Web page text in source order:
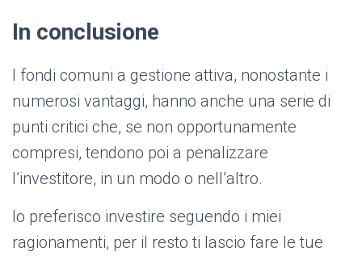
In conclusione
I fondi comuni a gestione attiva, nonostante i
numerosi vantaggi, hanno anche una serie di
punti critici che, se non opportunamente
compresi, tendono poi a penalizzare
l’investitore, in un modo o nell’altro.
Io preferisco investire seguendo i miei
ragionamenti, per il resto ti lascio fare le tue